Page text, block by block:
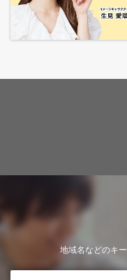
地域名などのキ